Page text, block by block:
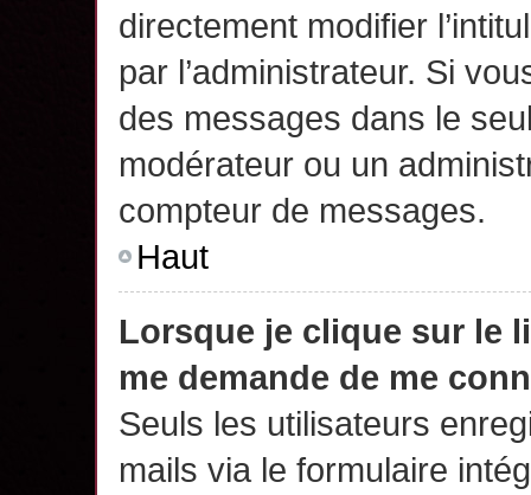
directement modifier
par l’administrateur. Si
des messages dans le
modérateur ou un
compteur de messages.
Haut
Lorsque je clique sur le
me demande de me
Seuls les utilisateurs
mails via le formulaire